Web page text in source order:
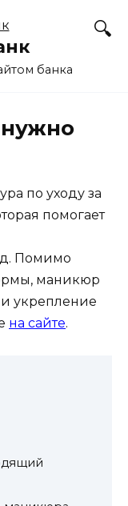
банка
по уходу за
помогает
Помимо
маникюр
укрепление
на сайте.